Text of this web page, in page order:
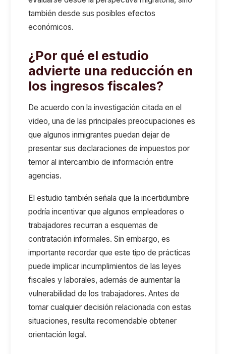
también desde sus posibles efectos
económicos.
¿Por qué el estudio
advierte una reducción en
los ingresos fiscales?
De acuerdo con la investigación citada en el
video, una de las principales preocupaciones es
que algunos inmigrantes puedan dejar de
presentar sus declaraciones de impuestos por
temor al intercambio de información entre
agencias.
El estudio también señala que la incertidumbre
podría incentivar que algunos empleadores o
trabajadores recurran a esquemas de
contratación informales. Sin embargo, es
importante recordar que este tipo de prácticas
puede implicar incumplimientos de las leyes
fiscales y laborales, además de aumentar la
vulnerabilidad de los trabajadores. Antes de
tomar cualquier decisión relacionada con estas
situaciones, resulta recomendable obtener
orientación legal.